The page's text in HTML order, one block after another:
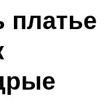
платье